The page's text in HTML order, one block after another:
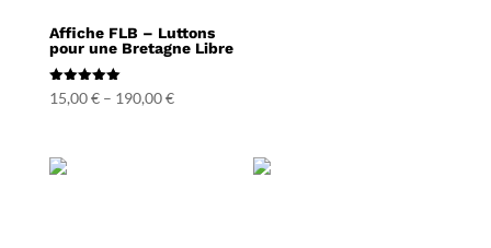
Affiche FLB – Luttons
pour une Bretagne Libre
Note
5.00
15,00€– 190,00€